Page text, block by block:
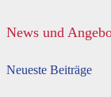
News und
Neueste Beiträge